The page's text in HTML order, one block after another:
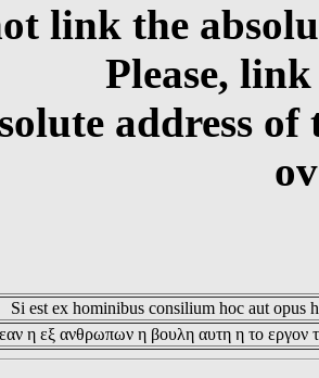
link the
Please,
address
Si est ex hominibus consilium hoc aut opus
η εξ ανθρωπων η βουλη αυτη η το εργον